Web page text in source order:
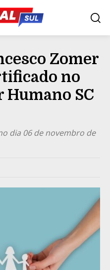
Zomer
no
Humano SC
dia 06 de novembro de